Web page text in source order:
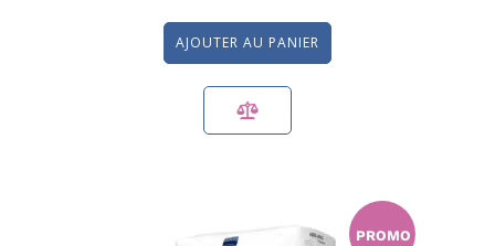
AJOUTER AU PANIER
PROMO